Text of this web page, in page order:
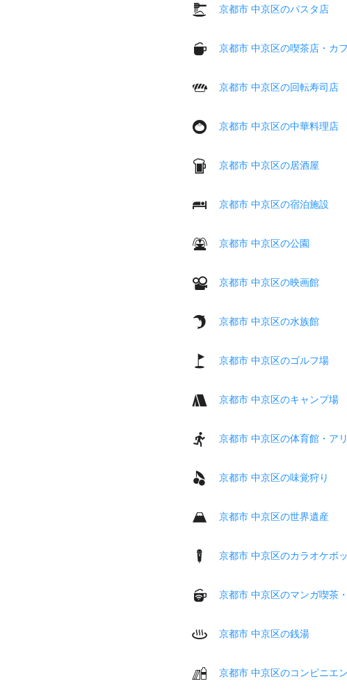
京都市 中京区のパスタ店
京都市 中京区の喫茶店・カ
京都市 中京区の回転寿司店
京都市 中京区の中華料理店
京都市 中京区の居酒屋
京都市 中京区の宿泊施設
京都市 中京区の公園
京都市 中京区の映画館
京都市 中京区の水族館
京都市 中京区のゴルフ場
京都市 中京区のキャンプ場
京都市 中京区の体育館・ア
京都市 中京区の味覚狩り
京都市 中京区の世界遺産
京都市 中京区のカラオケボ
京都市 中京区のマンガ喫茶
京都市 中京区の銭湯
京都市 中京区のコンビニエ